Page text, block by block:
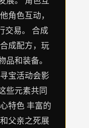
角色互动，
交易。 合成
成配方，玩
和装备。
宝活动会影
些元素共同
特色 丰富的
父亲之死展